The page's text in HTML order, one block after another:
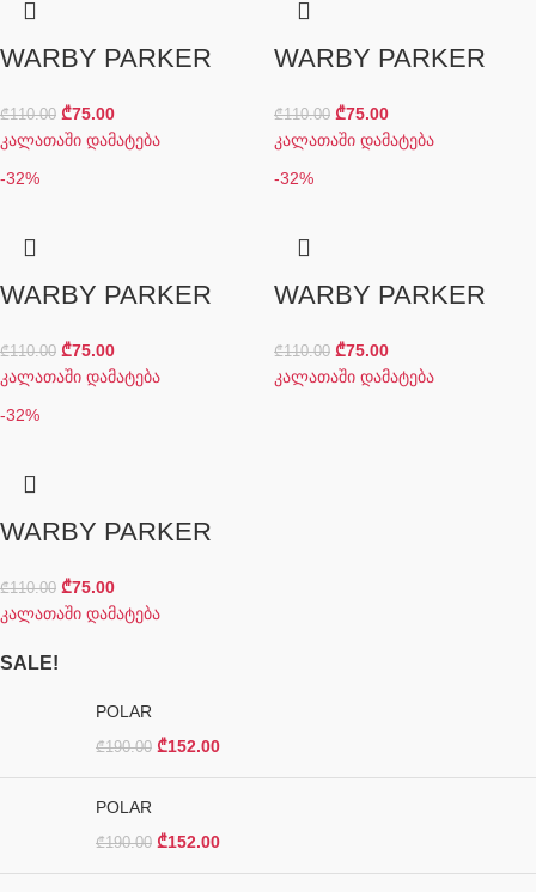
WARBY PARKER
₾110.00 ₾75.00
კალათაში დამატება
WARBY PARKER
₾110.00 ₾75.00
კალათაში დამატება
-32%
WARBY PARKER
₾110.00 ₾75.00
კალათაში დამატება
-32%
WARBY PARKER
₾110.00 ₾75.00
კალათაში დამატება
-32%
WARBY PARKER
₾110.00 ₾75.00
კალათაში დამატება
SALE!
POLAR
₾190.00 ₾152.00
POLAR
₾190.00 ₾152.00